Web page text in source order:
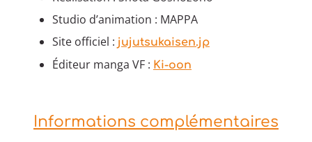
Studio d’animation : MAPPA
Site officiel : jujutsukaisen.jp
Éditeur manga VF : Ki-oon
Informations complémentaires